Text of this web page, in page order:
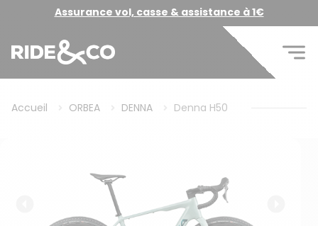
Assurance vol, casse & assistance à 1€
Accueil ORBEA DENNA Denna H50